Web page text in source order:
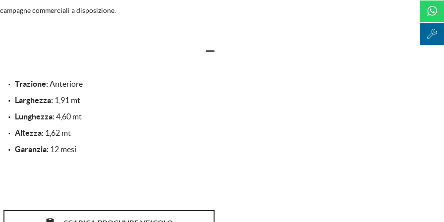
Volante in pelle
commerciali a disposizione.
Trazione: Anteriore
Larghezza: 1,91 mt
Lunghezza:4,60 mt
Altezza: 1,62 mt
Garanzia: 12 mesi